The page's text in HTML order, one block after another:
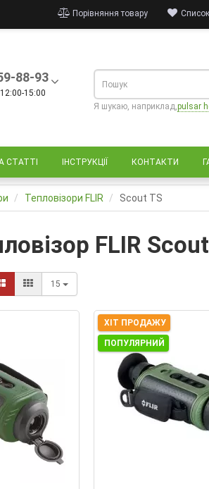
Порівняння товару
88-93
15:00
Я шукаю, наприклад,pulsar
СТАТТІ ІНСТРУКЦІЇ КОНТАКТИ
Тепловізори FLIR Scout TS
FLIR
15
ХІТ ПРОДАЖУ
ПОПУЛЯРНИЙ